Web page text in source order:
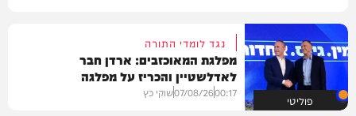
פוליטי
נגד לומדי התורה
מפלגת המאוכזבים: ארדן חבר
לאדלשטיין והכריז על מפלגה
00:17
07/08/26שוקי כץ